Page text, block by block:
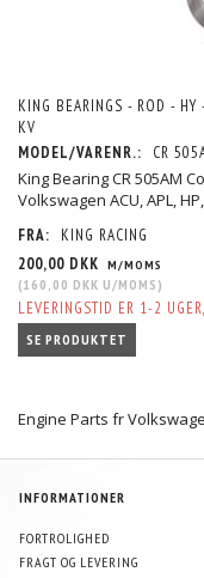
KING BEARINGS - ROD -
KV
MODEL/VARENR.:
CR
King Bearing CR 505AM
Volkswagen ACU, APL, HP,
FRA:
KING RACING
200,00 DKK M/MOMS
(160,00 DKK U/MOMS )
LEVERINGSTID ER 1-2
SE PRODUKTET
Engine Parts fr
INFORMATIONER
FORTROLIGHED
FRAGT OG LEVERING